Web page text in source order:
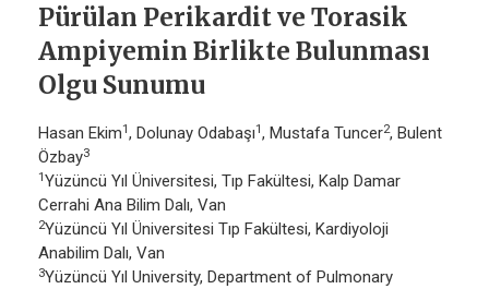
Pürülan Perikardit ve Torasik
Ampiyemin Birlikte Bulunması
Olgu Sunumu
Hasan Ekim1, Dolunay Odabaşı1, Mustafa Tuncer2, Bulent
Özbay3
1Yüzüncü Yıl Üniversitesi, Tıp Fakültesi, Kalp Damar
Cerrahi Ana Bilim Dalı, Van
2Yüzüncü Yıl Üniversitesi Tıp Fakültesi, Kardiyoloji
Anabilim Dalı, Van
3Yüzüncü Yıl University, Department of Pulmonary